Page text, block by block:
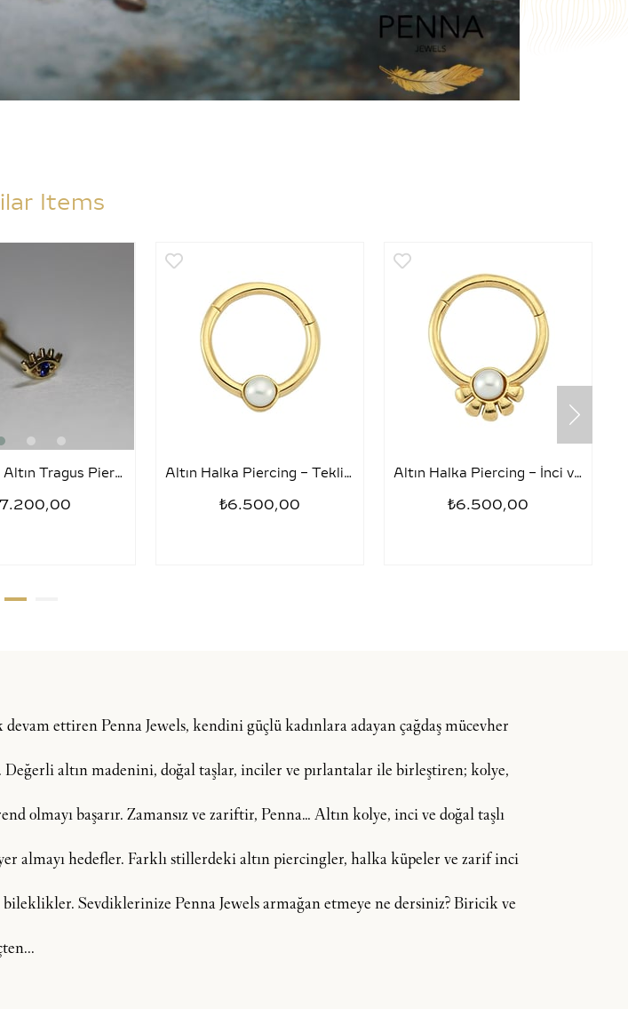
Items
Safir Taşlı Altın Tragus Piercing – Kirpik Altın Halka Piercing – Tekli İnci
₺6.500,00
Altın Halka Piercing – İnci ve Yarım Papatya
₺6.500,00
ettiren Penna Jewels, kendini güçlü kadınlara adayan çağdaş mücevher
altın madenini, doğal taşlar, inciler ve pırlantalar ile birleştiren; kolye,
olmayı başarır. Zamansız ve zariftir, Penna… Altın kolye, inci ve doğal taşlı
almayı hedefler. Farklı stillerdeki altın piercingler, halka küpeler ve zarif inci
Sevdiklerinize Penna Jewels armağan etmeye ne dersiniz? Biricik ve